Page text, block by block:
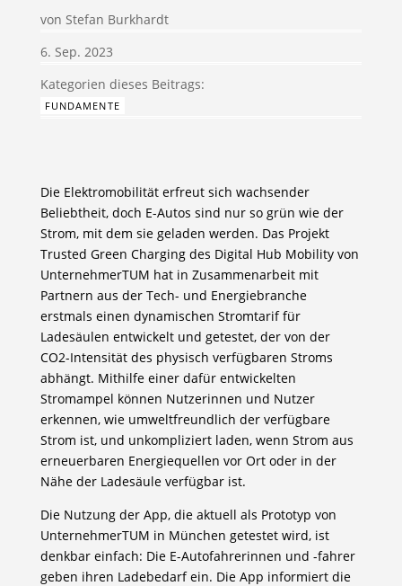
von Stefan Burkhardt
6. Sep. 2023
FUNDAMENTE
Die Elektromobilität erfreut sich wachsender
Beliebtheit, doch E-Autos sind nur so grün wie der
Strom, mit dem sie geladen werden. Das Projekt
Trusted Green Charging des Digital Hub Mobility von
UnternehmerTUM hat in Zusammenarbeit mit
Partnern aus der Tech- und Energiebranche
erstmals einen dynamischen Stromtarif für
Ladesäulen entwickelt und getestet, der von der
CO2-Intensität des physisch verfügbaren Stroms
abhängt. Mithilfe einer dafür entwickelten
Stromampel können Nutzerinnen und Nutzer
erkennen, wie umweltfreundlich der verfügbare
Strom ist, und unkompliziert laden, wenn Strom aus
erneuerbaren Energiequellen vor Ort oder in der
Nähe der Ladesäule verfügbar ist.
Die Nutzung der App, die aktuell als Prototyp von
UnternehmerTUM in München getestet wird, ist
denkbar einfach: Die E-Autofahrerinnen und -fahrer
geben ihren Ladebedarf ein. Die App informiert die